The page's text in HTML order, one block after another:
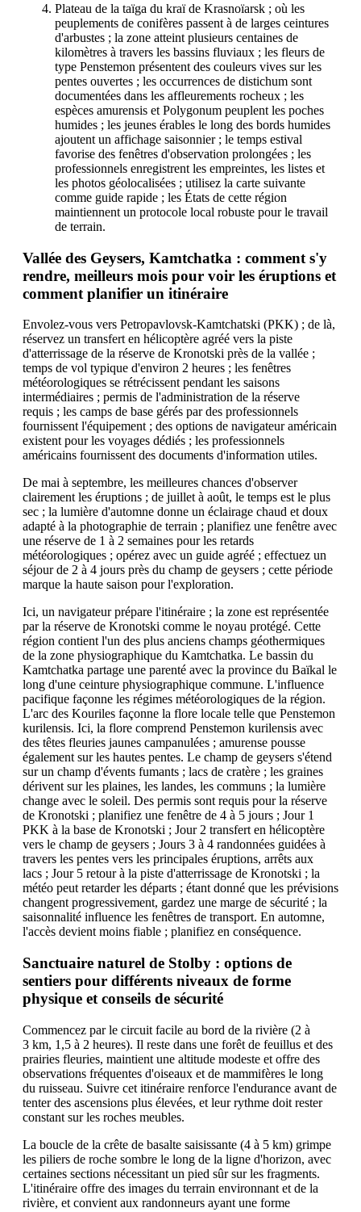
Plateau de la taïga du kraï de Krasnoïarsk ; où les
peuplements de conifères passent à de larges ceintures
d'arbustes ; la zone atteint plusieurs centaines de
kilomètres à travers les bassins fluviaux ; les fleurs de
type Penstemon présentent des couleurs vives sur les
pentes ouvertes ; les occurrences de distichum sont
documentées dans les affleurements rocheux ; les
espèces amurensis et Polygonum peuplent les poches
humides ; les jeunes érables le long des bords humides
ajoutent un affichage saisonnier ; le temps estival
favorise des fenêtres d'observation prolongées ; les
professionnels enregistrent les empreintes, les listes et
les photos géolocalisées ; utilisez la carte suivante
comme guide rapide ; les États de cette région
maintiennent un protocole local robuste pour le travail
de terrain.
Vallée des Geysers, Kamtchatka : comment s'y
rendre, meilleurs mois pour voir les éruptions et
comment planifier un itinéraire
Envolez-vous vers Petropavlovsk-Kamtchatski (PKK) ; de là,
réservez un transfert en hélicoptère agréé vers la piste
d'atterrissage de la réserve de Kronotski près de la vallée ;
temps de vol typique d'environ 2 heures ; les fenêtres
météorologiques se rétrécissent pendant les saisons
intermédiaires ; permis de l'administration de la réserve
requis ; les camps de base gérés par des professionnels
fournissent l'équipement ; des options de navigateur américain
existent pour les voyages dédiés ; les professionnels
américains fournissent des documents d'information utiles.
De mai à septembre, les meilleures chances d'observer
clairement les éruptions ; de juillet à août, le temps est le plus
sec ; la lumière d'automne donne un éclairage chaud et doux
adapté à la photographie de terrain ; planifiez une fenêtre avec
une réserve de 1 à 2 semaines pour les retards
météorologiques ; opérez avec un guide agréé ; effectuez un
séjour de 2 à 4 jours près du champ de geysers ; cette période
marque la haute saison pour l'exploration.
Ici, un navigateur prépare l'itinéraire ; la zone est représentée
par la réserve de Kronotski comme le noyau protégé. Cette
région contient l'un des plus anciens champs géothermiques
de la zone physiographique du Kamtchatka. Le bassin du
Kamtchatka partage une parenté avec la province du Baïkal le
long d'une ceinture physiographique commune. L'influence
pacifique façonne les régimes météorologiques de la région.
L'arc des Kouriles façonne la flore locale telle que Penstemon
kurilensis. Ici, la flore comprend Penstemon kurilensis avec
des têtes fleuries jaunes campanulées ; amurense pousse
également sur les hautes pentes. Le champ de geysers s'étend
sur un champ d'évents fumants ; lacs de cratère ; les graines
dérivent sur les plaines, les landes, les communs ; la lumière
change avec le soleil. Des permis sont requis pour la réserve
de Kronotski ; planifiez une fenêtre de 4 à 5 jours ; Jour 1
PKK à la base de Kronotski ; Jour 2 transfert en hélicoptère
vers le champ de geysers ; Jours 3 à 4 randonnées guidées à
travers les pentes vers les principales éruptions, arrêts aux
lacs ; Jour 5 retour à la piste d'atterrissage de Kronotski ; la
météo peut retarder les départs ; étant donné que les prévisions
changent progressivement, gardez une marge de sécurité ; la
saisonnalité influence les fenêtres de transport. En automne,
l'accès devient moins fiable ; planifiez en conséquence.
Sanctuaire naturel de Stolby : options de
sentiers pour différents niveaux de forme
physique et conseils de sécurité
Commencez par le circuit facile au bord de la rivière (2 à
3 km, 1,5 à 2 heures). Il reste dans une forêt de feuillus et des
prairies fleuries, maintient une altitude modeste et offre des
observations fréquentes d'oiseaux et de mammifères le long
du ruisseau. Suivre cet itinéraire renforce l'endurance avant de
tenter des ascensions plus élevées, et leur rythme doit rester
constant sur les roches meubles.
La boucle de la crête de basalte saisissante (4 à 5 km) grimpe
les piliers de roche sombre le long de la ligne d'horizon, avec
certaines sections nécessitant un pied sûr sur les fragments.
L'itinéraire offre des images du terrain environnant et de la
rivière, et convient aux randonneurs ayant une forme